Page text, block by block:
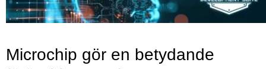
Microchip gör en betydande